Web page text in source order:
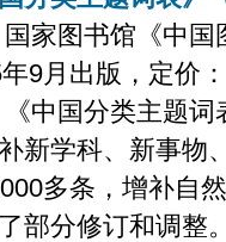
图书馆《中国图
9月出版，定价
国分类主题词表
新学科、新事物
多条，增补自
部分修订和调整